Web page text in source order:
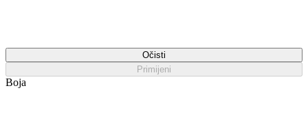
Očisti
Primijeni
Boja